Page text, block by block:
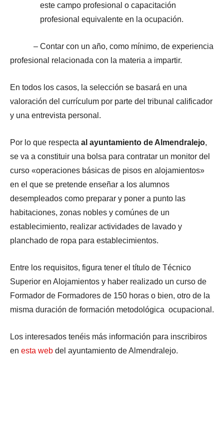
este campo profesional o capacitación
profesional equivalente en la ocupación.
– Contar con un año, como mínimo, de experiencia
profesional relacionada con la materia a impartir.
En todos los casos, la selección se basará en una
valoración del currículum por parte del tribunal calificador
y una entrevista personal.
Por lo que respecta al ayuntamiento de Almendralejo,
se va a constituir una bolsa para contratar un monitor del
curso «operaciones básicas de pisos en alojamientos»
en el que se pretende enseñar a los alumnos
desempleados como preparar y poner a punto las
habitaciones, zonas nobles y comúnes de un
establecimiento, realizar actividades de lavado y
planchado de ropa para establecimientos.
Entre los requisitos, figura tener el título de Técnico
Superior en Alojamientos y haber realizado un curso de
Formador de Formadores de 150 horas o bien, otro de la
misma duración de formación metodológica ocupacional.
Los interesados tenéis más información para inscribiros
en esta web del ayuntamiento de Almendralejo.